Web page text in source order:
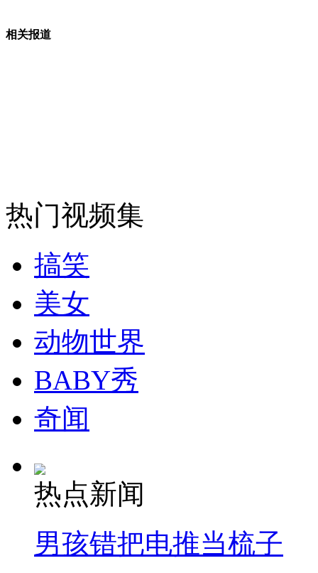
安徽一实载49人客车翻车
走！跟着总书记去植树
纽约上演“枕头大战”
司机酒驾遇交警 急速倒车逃窜
相关报道
热门视频集
搞笑
美女
动物世界
BABY秀
奇闻
热点新闻
男孩错把电推当梳子